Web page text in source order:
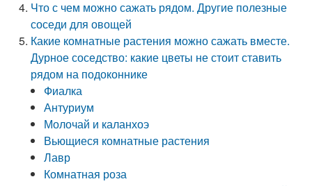
Что с чем можно сажать рядом. Другие полезные
соседи для овощей
Какие комнатные растения можно сажать вместе.
Дурное соседство: какие цветы не стоит ставить
рядом на подоконнике
Фиалка
Антуриум
Молочай и каланхоэ
Вьющиеся комнатные растения
Лавр
Комнатная роза